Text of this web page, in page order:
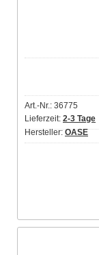
Art.-Nr.: 36775
Lieferzeit: 2-3 Tage
Hersteller:OASE